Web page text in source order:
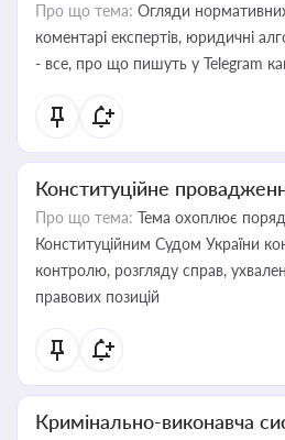
Про що тема: Огляди
коментарі експертів, юридичні
- все, про що пишуть у Telegram
Конституційне
Про що тема: Тема охоплює
Конституційним Судом України
контролю, розгляду справ,
правових позицій
Кримінально-виконавча